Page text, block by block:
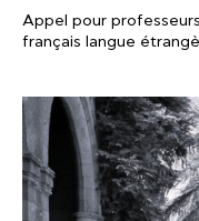
Appel pour
français langue